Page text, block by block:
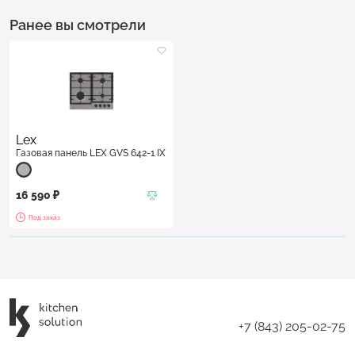
Ранее вы смотрели
Lex
Газовая панель LEX GVS 642-1 IX
16 590 ₽
Под заказ
+7 (843) 205-02-75